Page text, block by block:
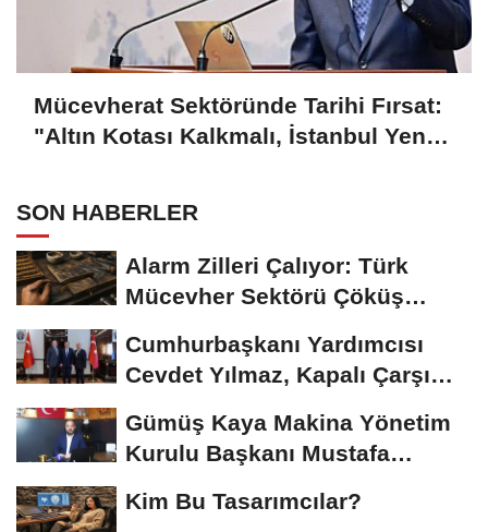
Mücevherat Sektöründe Tarihi Fırsat:
"Altın Kotası Kalkmalı, İstanbul Yeni
SON HABERLER
Alarm Zilleri Çalıyor: Türk
Mücevher Sektörü Çöküş
Cumhurbaşkanı Yardımcısı
Cevdet Yılmaz, Kapalı Çarşı
Gümüş Kaya Makina Yönetim
Kurulu Başkanı Mustafa
Kim Bu Tasarımcılar?